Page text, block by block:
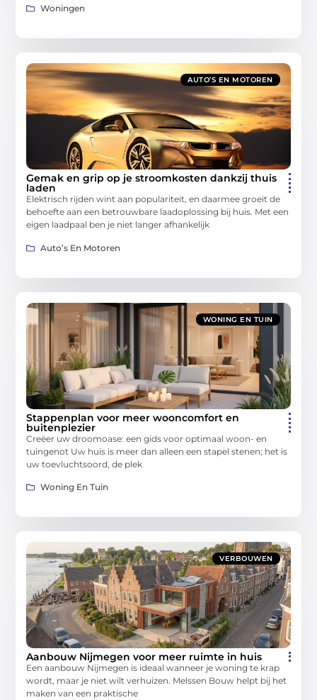
Woningen
AUTO’S EN MOTOREN
Gemak en grip op je stroomkosten dankzij thuis
laden
Elektrisch rijden wint aan populariteit, en daarmee groeit de
behoefte aan een betrouwbare laadoplossing bij huis. Met een
eigen laadpaal ben je niet langer afhankelijk
Auto’s En Motoren
WONING EN TUIN
Stappenplan voor meer wooncomfort en
buitenplezier
Creëer uw droomoase: een gids voor optimaal woon- en
tuingenot Uw huis is meer dan alleen een stapel stenen; het is
uw toevluchtsoord, de plek
Woning En Tuin
VERBOUWEN
Aanbouw Nijmegen voor meer ruimte in huis
Een aanbouw Nijmegen is ideaal wanneer je woning te krap
wordt, maar je niet wilt verhuizen. Melssen Bouw helpt bij het
maken van een praktische